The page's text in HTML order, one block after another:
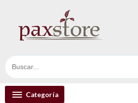
contenido
Categoría